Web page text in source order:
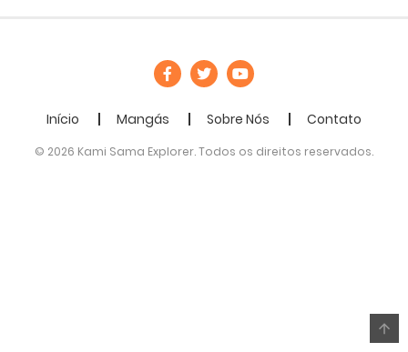
Início Mangás Sobre Nós Contato
© 2026 Kami Sama Explorer. Todos os direitos reservados.